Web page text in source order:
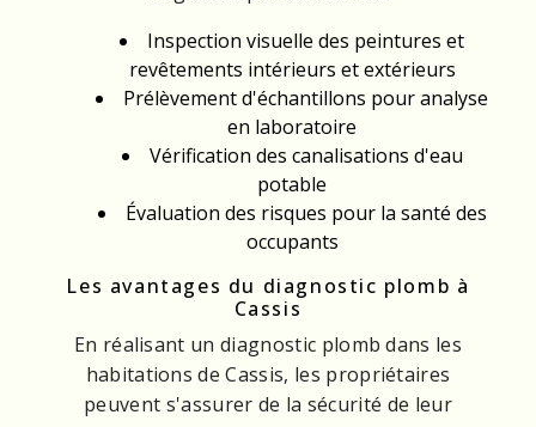
Inspection visuelle des peintures et
revêtements intérieurs et extérieurs
Prélèvement d'échantillons pour analyse
en laboratoire
Vérification des canalisations d'eau
potable
Évaluation des risques pour la santé des
occupants
Les avantages du diagnostic plomb à
Cassis
En réalisant un diagnostic plomb dans les
habitations de Cassis, les propriétaires
peuvent s'assurer de la sécurité de leur